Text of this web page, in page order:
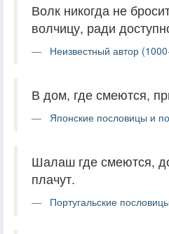
Волк никогда не
волчицу, ради
Неизвестный автор
В дом, где смеются,
Японские пословицы и
Шалаш где смеются,
плачут.
Португальские